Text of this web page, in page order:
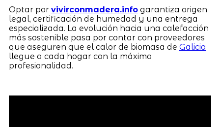
Optar por vivirconmadera.infogarantiza origen
legal, certificación de humedad y una entrega
especializada. La evolución hacia una calefacción
más sostenible pasa por contar con proveedores
que aseguren que el calor de biomasa de Galicia
llegue a cada hogar con la máxima
profesionalidad.